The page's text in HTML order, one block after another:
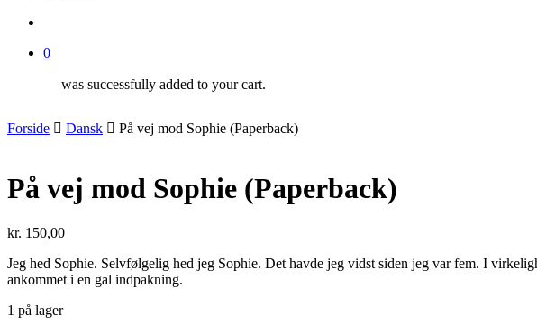
0
was successfully added to your cart.
Forside Dansk På vej mod Sophie (Paperback)
På vej mod Sophie (Paperback)
kr. 150,00
Jeg hed Sophie. Selvfølgelig hed jeg Sophie. Det havde jeg vidst siden jeg var fem. I
ankommet i en gal indpakning.
1 på lager